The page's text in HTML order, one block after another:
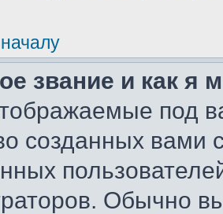
звание и как я
под
созданных
Обычно